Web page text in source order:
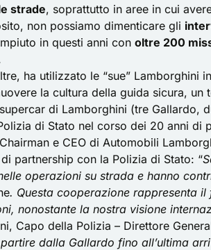
strade, soprattutto in aree in cui
non possiamo dimenticare gli
in questi anni con oltre 200
ha utilizzato le “sue” Lamborghini
la cultura della guida sicura, un
di Lamborghini (tre Gallardo,
di Stato nel corso dei 20 anni di
e CEO di Automobili
partnership con la Polizia di Stato: “
operazioni su strada e hanno
. Questa cooperazione rappresenta
nonostante la nostra visione
Capo della Polizia – Direttore
dalla Gallardo fino all’ultima